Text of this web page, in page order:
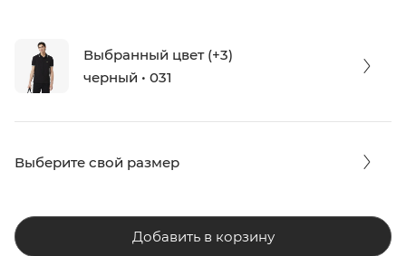
Выбранный цвет (+3)
черный • 031
Выберите свой размер
Добавить в корзину